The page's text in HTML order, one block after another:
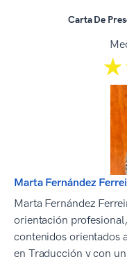
Carta De
Marta Fernández
Marta Fernández
orientación
contenidos orientados
en Traducción y con